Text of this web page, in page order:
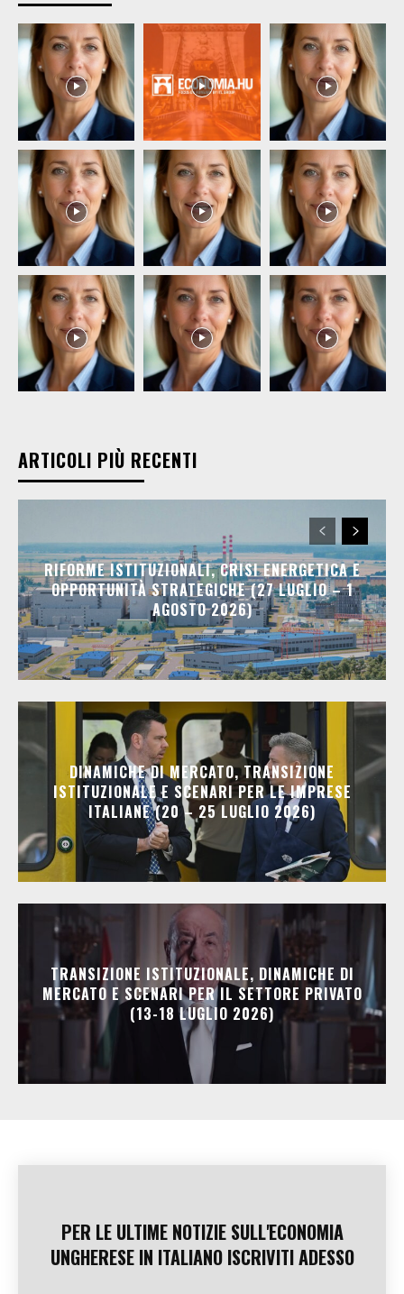
ARTICOLI PIÙ RECENTI
RIFORME ISTITUZIONALI, CRISI ENERGETICA E
OPPORTUNITÀ STRATEGICHE (27 LUGLIO – 1
AGOSTO 2026)
DINAMICHE DI MERCATO, TRANSIZIONE
ISTITUZIONALE E SCENARI PER LE IMPRESE
ITALIANE (20 – 25 LUGLIO 2026)
TRANSIZIONE ISTITUZIONALE, DINAMICHE DI
MERCATO E SCENARI PER IL SETTORE PRIVATO
(13-18 LUGLIO 2026)
PER LE ULTIME NOTIZIE SULL'ECONOMIA
UNGHERESE IN ITALIANO ISCRIVITI ADESSO